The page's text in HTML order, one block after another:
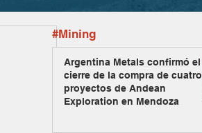
#Mining
Argentina Metals confirmó el
cierre de la compra de cuatro
proyectos de Andean
Exploration en Mendoza